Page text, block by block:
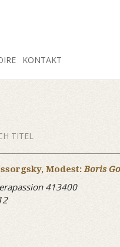
KONTAKT
TITEL
Modest:Boris
413400